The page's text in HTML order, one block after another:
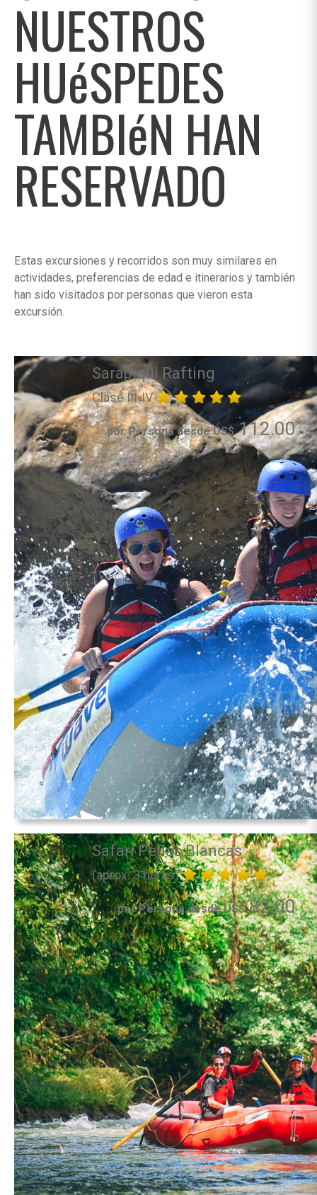
NUESTROS
HUéSPEDES
TAMBIéN HAN
RESERVADO
Estas excursiones y recorridos son muy similares en
actividades, preferencias de edad e itinerarios y también
han sido visitados por personas que vieron esta
excursión.
Sarapiqui Rafting
Clase III-IV
por Persona desde US$112.00
Safari Peñas Blancas
(aprox. 3 horas)
por Persona desde US$82.00